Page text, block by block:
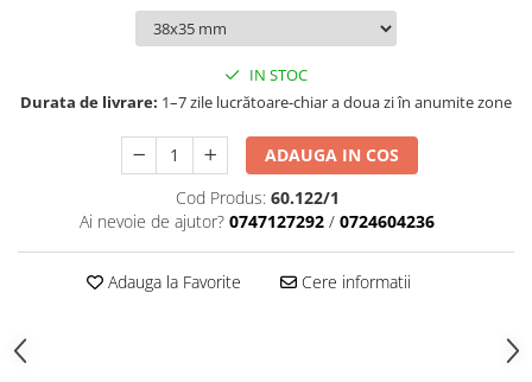
IN STOC
Durata de livrare: 1–7 zile lucrătoare-chiar a doua zi în anumite zone
ADAUGA IN COS
Cod Produs: 60.122/1
Ai nevoie de ajutor? 0747127292 / 0724604236
Adauga la Favorite Cere informatii